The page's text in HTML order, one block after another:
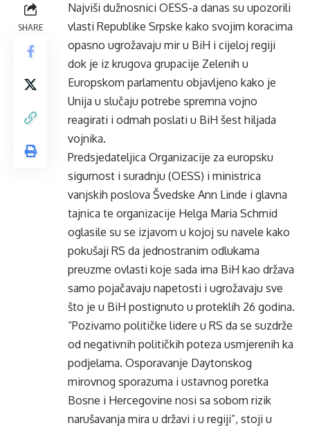
SHARE
Najviši dužnosnici OESS-a danas su upozorili
vlasti Republike Srpske kako svojim koracima
opasno ugrožavaju mir u BiH i cijeloj regiji
dok je iz krugova grupacije Zelenih u
Europskom parlamentu objavljeno kako je
Unija u slučaju potrebe spremna vojno
reagirati i odmah poslati u BiH šest hiljada
vojnika.
Predsjedateljica Organizacije za europsku
sigurnost i suradnju (OESS) i ministrica
vanjskih poslova Švedske Ann Linde i glavna
tajnica te organizacije Helga Maria Schmid
oglasile su se izjavom u kojoj su navele kako
pokušaji RS da jednostranim odlukama
preuzme ovlasti koje sada ima BiH kao država
samo pojačavaju napetosti i ugrožavaju sve
što je u BiH postignuto u proteklih 26 godina.
“Pozivamo političke lidere u RS da se suzdrže
od negativnih političkih poteza usmjerenih ka
podjelama. Osporavanje Daytonskog
mirovnog sporazuma i ustavnog poretka
Bosne i Hercegovine nosi sa sobom rizik
narušavanja mira u državi i u regiji”, stoji u